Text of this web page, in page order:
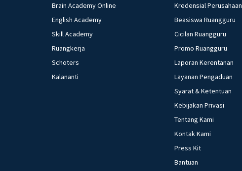
Brain Academy Online
English Academy
Skill Academy
Ruangkerja
Schoters
Kalananti
Kredensial Perusahaan
Beasiswa Ruangguru
Cicilan Ruangguru
Promo Ruangguru
Laporan Kerentanan
Layanan Pengaduan
Syarat & Ketentuan
Kebijakan Privasi
Tentang Kami
Kontak Kami
Press Kit
Bantuan